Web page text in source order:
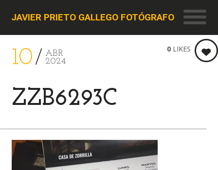
JAVIER PRIETO GALLEGO FOTÓGRAFO
10
ABR
2024
ZZB6293C
0 LIKES